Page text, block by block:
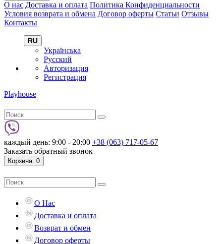
О нас Доставка и оплата Политика Конфиденциальности
Условия возврата и обмена Договор оферты Статьи Отзывы
Контакты
RU
Українська
Русский
Авторизация
Регистрация
Playhouse
каждый день: 9:00 - 20:00 +38 (063) 717-05-67
Заказать обратный звонок
Корзина: 0
О Нас
Доставка и оплата
Возврат и обмен
Договор оферты